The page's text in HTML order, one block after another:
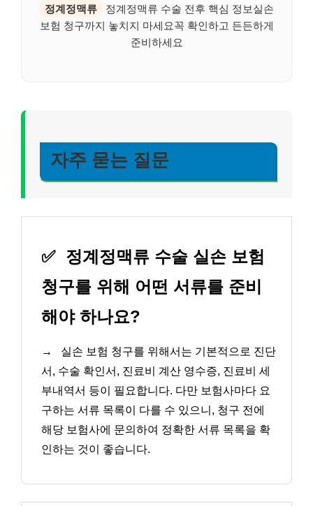
정계정맥류
정계정맥류 수술 전후 핵심 정보실손
보험 청구까지 놓치지 마세요꼭 확인하고 든든하게
준비하세요
자주 묻는 질문
✅ 정계정맥류 수술 실손 보험
청구를 위해 어떤 서류를 준비
해야 하나요?
→
실손 보험 청구를 위해서는 기본적으로 진단
서, 수술 확인서, 진료비 계산 영수증, 진료비 세
부내역서 등이 필요합니다. 다만 보험사마다 요
구하는 서류 목록이 다를 수 있으니, 청구 전에
해당 보험사에 문의하여 정확한 서류 목록을 확
인하는 것이 좋습니다.